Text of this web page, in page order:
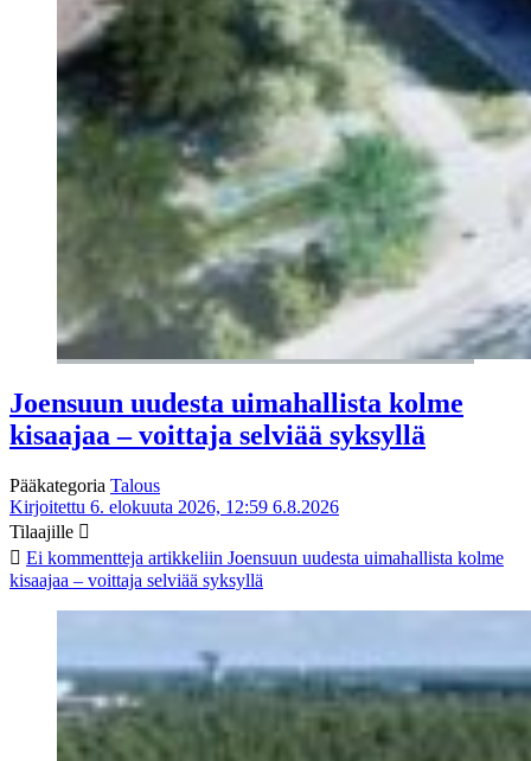
Joensuun uudesta uimahallista kolme
kisaajaa – voittaja selviää syksyllä
Pääkategoria Talous
Kirjoitettu 6. elokuuta 2026, 12:59 6.8.2026
Tilaajille
Ei kommentteja artikkeliin Joensuun uudesta uimahallista kolme
kisaajaa – voittaja selviää syksyllä